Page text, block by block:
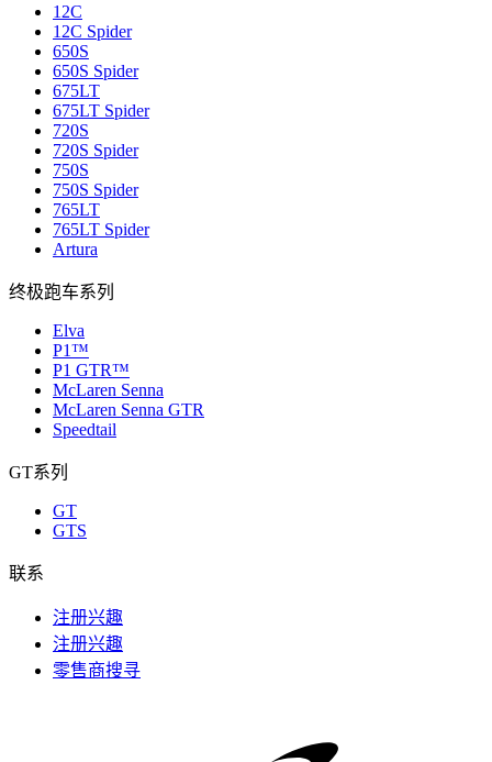
12C
12C Spider
650S
650S Spider
675LT
675LT Spider
720S
720S Spider
750S
750S Spider
765LT
765LT Spider
Artura
终极跑车系列
Elva
P1™
P1 GTR™
McLaren Senna
McLaren Senna GTR
Speedtail
GT系列
GT
GTS
联系
注册兴趣
注册兴趣
零售商搜寻